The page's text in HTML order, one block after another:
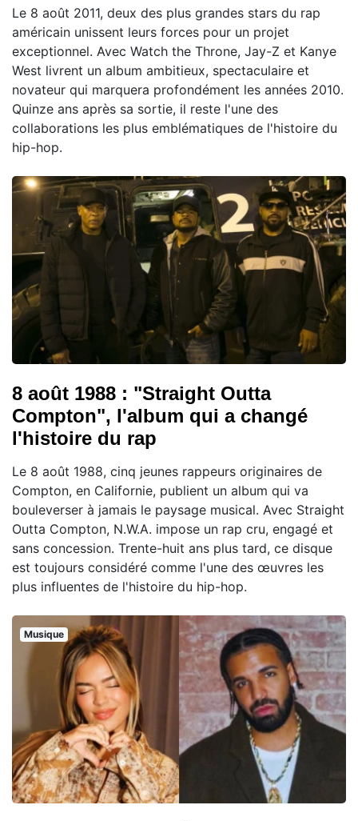
Le 8 août 2011, deux des plus grandes stars du rap
américain unissent leurs forces pour un projet
exceptionnel. Avec Watch the Throne, Jay-Z et Kanye
West livrent un album ambitieux, spectaculaire et
novateur qui marquera profondément les années 2010.
Quinze ans après sa sortie, il reste l'une des
collaborations les plus emblématiques de l'histoire du
hip-hop.
8 août 1988 : "Straight Outta
Compton", l'album qui a changé
l'histoire du rap
Le 8 août 1988, cinq jeunes rappeurs originaires de
Compton, en Californie, publient un album qui va
bouleverser à jamais le paysage musical. Avec Straight
Outta Compton, N.W.A. impose un rap cru, engagé et
sans concession. Trente-huit ans plus tard, ce disque
est toujours considéré comme l'une des œuvres les
plus influentes de l'histoire du hip-hop.
Musique